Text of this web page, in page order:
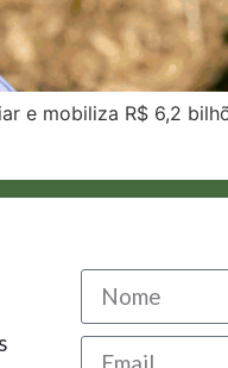
e mobiliza R$ 6,2